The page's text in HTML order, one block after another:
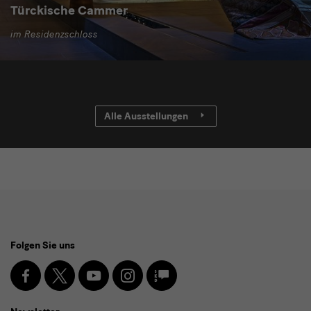
Türckische Cammer
im Residenzschloss
Alle Ausstellungen
Media
und
Newsletter
Folgen Sie uns
Facebook
X YoutubeInstagramSKD
Blog